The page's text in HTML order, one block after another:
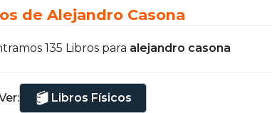
Antes de morir en Madrid en
otros textos menores. Entre
por las autoridades de la
que cerraría su carrera
de Alejandro Casona
135 Libros para alejandro casona
Libros Físicos